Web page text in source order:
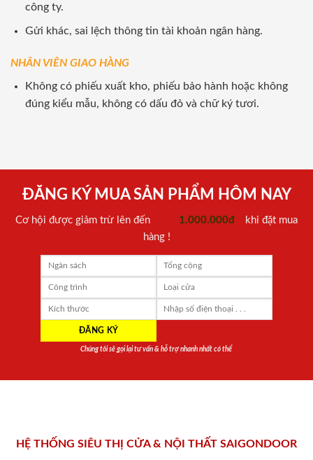
công ty.
Gửi khác, sai lệch thông tin tài khoản ngân hàng.
NHÂN VIÊN GIAO HÀNG
Không có phiếu xuất kho, phiếu bảo hành hoặc không
đúng kiểu mẫu, không có dấu đỏ và chữ ký tươi.
ĐĂNG KÝ MUA SẢN PHẨM HÔM NAY
Cơ hội được giảm trừ lên đến 1.000.000đ
khi đặt mua
hàng !
Chúng tôi sẽ gọi lại tư vấn & hỗ trợ nhanh nhất có thể
HỆ THỐNG SIÊU THỊ CỬA & NỘI THẤT SAIGONDOOR